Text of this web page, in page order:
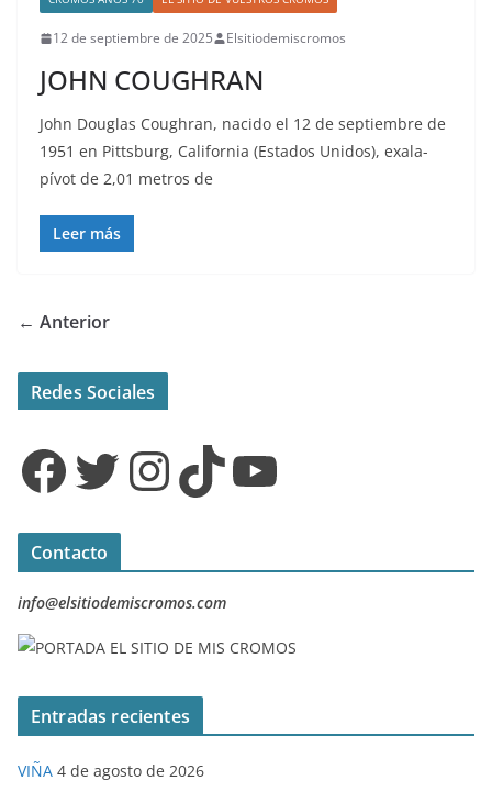
12 de septiembre de 2025 Elsitiodemiscromos
JOHN COUGHRAN
John Douglas Coughran, nacido el 12 de septiembre de
1951 en Pittsburg, California (Estados Unidos), exala-
pívot de 2,01 metros de
Leer más
← Anterior
Redes Sociales
Facebook Twitter InstagramTikTok YouTube
Contacto
info@elsitiodemiscromos.com
Entradas recientes
VIÑA 4 de agosto de 2026